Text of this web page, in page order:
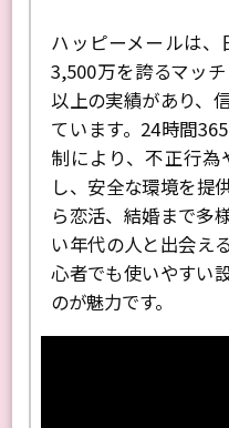
ハッピーメールは
3,500万を誇るマッ
以上の実績があり、
ています。24時間
制により、不正行
し、安全な環境を提
ら恋活、結婚まで多
い年代の人と出会え
心者でも使いやすい
のが魅力です。